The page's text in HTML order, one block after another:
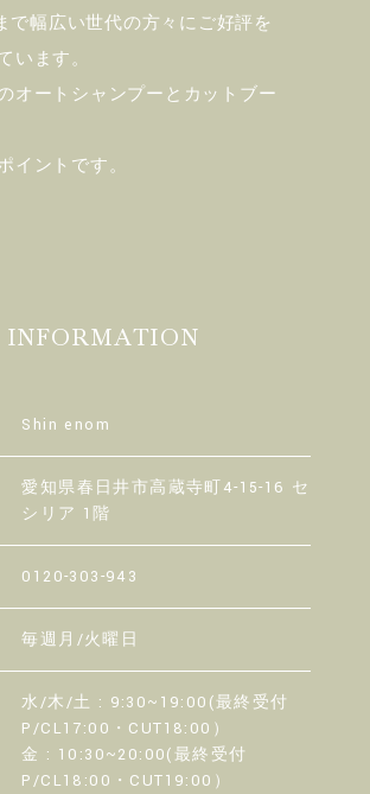
で幅広い世代の方々にご好評を
います。
オートシャンプーとカットブー
イントです。
INFORMATION
Shin enom
愛知県春日井市高蔵寺町4-15-16 セ
シリア 1階
0120-303-943
毎週月/火曜日
水/木/土 : 9:30~19:00(最終受付
P/CL17:00・CUT18:00）
金 : 10:30~20:00(最終受付
P/CL18:00・CUT19:00）